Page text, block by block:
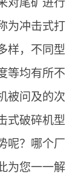
为冲击式打
样，不同型
等均有所不
被问及的次
式破碎机型
呢？哪个厂
为您一一解